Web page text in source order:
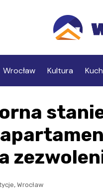
Wrocław Kultura
, Wrocław